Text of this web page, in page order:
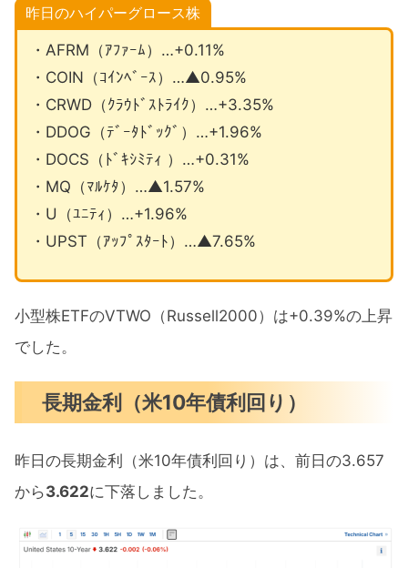
昨日のハイパーグロース株
・AFRM（ｱﾌｧｰﾑ）…+0.11%
・COIN（ｺｲﾝﾍﾞｰｽ）…▲0.95%
・CRWD（ｸﾗｳﾄﾞｽﾄﾗｲｸ）…+3.35%
・DDOG（ﾃﾞｰﾀﾄﾞｯｸﾞ）…+1.96%
・DOCS（ﾄﾞｷｼﾐﾃｨ ）…+0.31%
・MQ（ﾏﾙｹﾀ）…▲1.57%
・U（ﾕﾆﾃｨ）…+1.96%
・UPST（ｱｯﾌﾟｽﾀｰﾄ）…▲7.65%
小型株ETFのVTWO（Russell2000）は+0.39%の上昇
でした。
長期金利（米10年債利回り）
昨日の長期金利（米10年債利回り）は、前日の3.657
から3.622に下落しました。